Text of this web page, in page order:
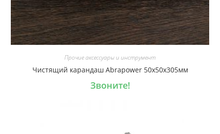
Прочие аксессуары и инструмент
Чистящий карандаш Abrapower 50х50х305мм
Звоните!